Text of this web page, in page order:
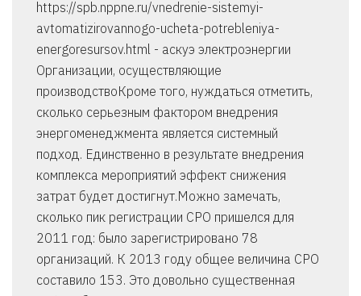
https://spb.nppne.ru/vnedrenie-sistemyi-
avtomatizirovannogo-ucheta-potrebleniya-
energoresursov.html - аскуэ электроэнергии
Организации, осуществляющие
производствоКроме того, нуждаться отметить,
сколько серьезным фактором внедрения
энергоменеджмента является системный
подход. Единственно в результате внедрения
комплекса мероприятий эффект снижения
затрат будет достигнут.Можно замечать,
сколько пик регистрации СРО пришелся для
2011 год: было зарегистрировано 78
организаций. К 2013 году общее величина СРО
составило 153. Это довольно существенная